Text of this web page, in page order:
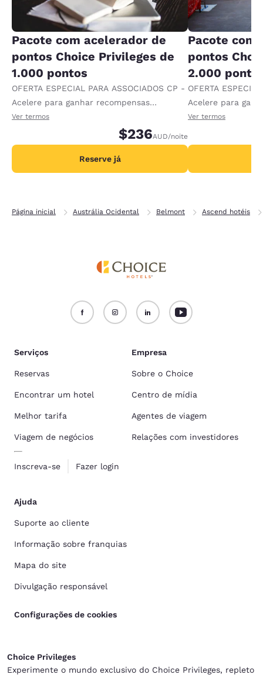
Pacote com acelerador de
pontos Choice Privileges de
1.000 pontos
OFERTA ESPECIAL PARA ASSOCIADOS CP -
Acelere para ganhar recompensas
recebendo 1.000 pontos extras por diária.
Ver termos
$236AUD/noite
Reserve já
Pacote com
pontos
2.000
OFERTA
Acelere para
recebendo 2.000
Ver termos
Página inicial Austrália Ocidental Belmont Ascend hotéis
Serviços
Reservas
Encontrar um hotel
Melhor tarifa
Viagem de negócios
Inscreva-se Fazer login
Empresa
Sobre o Choice
Centro de mídia
Agentes de viagem
Relações com investidores
Ajuda
Suporte ao cliente
Informação sobre franquias
Mapa do site
Divulgação responsável
Configurações de cookies
Choice Privileges
Experimente o mundo exclusivo do Choice Privileges, repleto